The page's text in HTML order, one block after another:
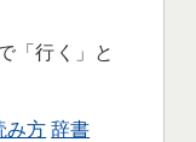
「行く」と
み方 辞書